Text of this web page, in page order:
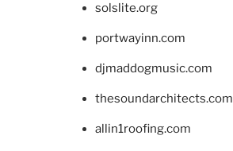
solslite.org
portwayinn.com
djmaddogmusic.com
thesoundarchitects.com
allin1roofing.com